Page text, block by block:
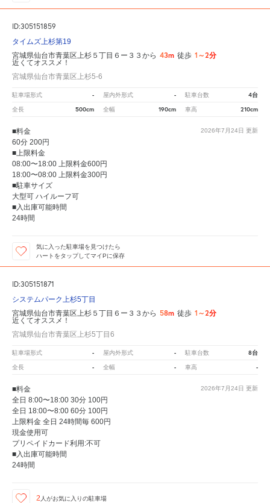
ID:305151859
タイムズ上杉第19
宮城県仙台市青葉区上杉５丁目６ー３３から 43m 徒歩 1～2分
近くてオススメ！
宮城県仙台市青葉区上杉5-6
駐車場形式 - 屋内外形式 - 駐車台数 4台
全長 500cm 全幅 190cm 車高 210cm
2026年7月24日 更新
■料金
60分 200円
■上限料金
08:00〜18:00 上限料金600円
18:00〜08:00 上限料金300円
■駐車サイズ
大型可 ハイルーフ可
■入出庫可能時間
24時間
気に入った駐車場を見つけたら
ハートをタップしてマイPに保存
ID:305151871
システムパーク上杉5丁目
宮城県仙台市青葉区上杉５丁目６ー３３から 58m 徒歩 1～2分
近くてオススメ！
宮城県仙台市青葉区上杉5丁目6
駐車場形式 - 屋内外形式 - 駐車台数 8台
全長 - 全幅 - 車高 -
2026年7月24日 更新
■料金
全日 8:00〜18:00 30分 100円
全日 18:00〜8:00 60分 100円
上限料金 全日 24時間毎 600円
現金使用可
プリペイドカード利用:不可
■入出庫可能時間
24時間
2 人がお気に入りの駐車場